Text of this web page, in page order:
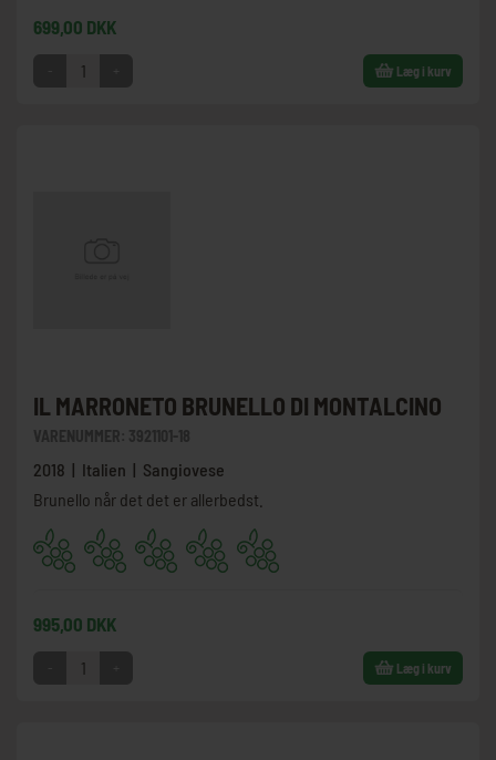
699,00 DKK
Læg i kurv
IL MARRONETO BRUNELLO DI MONTALCINO
VARENUMMER: 3921101-18
2018 | Italien | Sangiovese
Brunello når det det er allerbedst.
995,00 DKK
Læg i kurv